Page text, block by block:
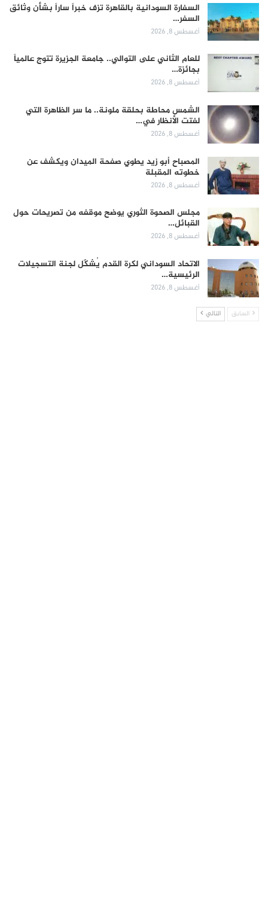
السفارة السودانية بالقاهرة تزف خبراً ساراً بشأن وثائق
السفر…
أغسطس 8, 2026
للعام الثاني على التوالي.. جامعة الجزيرة تتوج عالمياً
بجائزة…
أغسطس 8, 2026
الشمس محاطة بحلقة ملونة.. ما سر الظاهرة التي
لفتت الأنظار في…
أغسطس 8, 2026
المصباح أبو زيد يطوي صفحة الميدان ويكشف عن
خطوته المقبلة
أغسطس 8, 2026
مجلس الصحوة الثوري يوضح موقفه من تصريحات حول
القبائل…
أغسطس 8, 2026
الاتحاد السوداني لكرة القدم يُشكّل لجنة التسجيلات
الرئيسية…
أغسطس 8, 2026
السابق التالي